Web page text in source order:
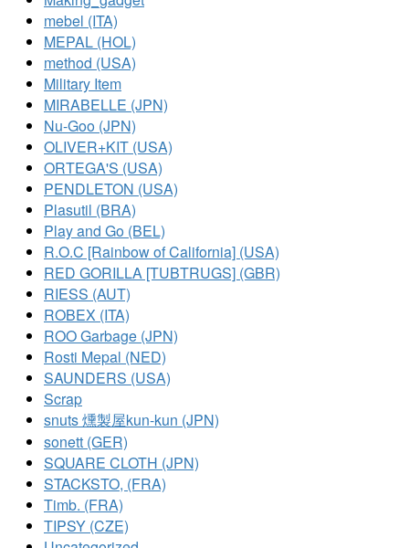
mebel (ITA)
MEPAL (HOL)
method (USA)
Military Item
MIRABELLE (JPN)
Nu-Goo (JPN)
OLIVER+KIT (USA)
ORTEGA'S (USA)
PENDLETON (USA)
Plasutil (BRA)
Play and Go (BEL)
R.O.C [Rainbow of California] (USA)
RED GORILLA [TUBTRUGS] (GBR)
RIESS (AUT)
ROBEX (ITA)
ROO Garbage (JPN)
Rosti Mepal (NED)
SAUNDERS (USA)
Scrap
snuts 燻製屋kun-kun (JPN)
sonett (GER)
SQUARE CLOTH (JPN)
STACKSTO, (FRA)
Timb. (FRA)
TIPSY (CZE)